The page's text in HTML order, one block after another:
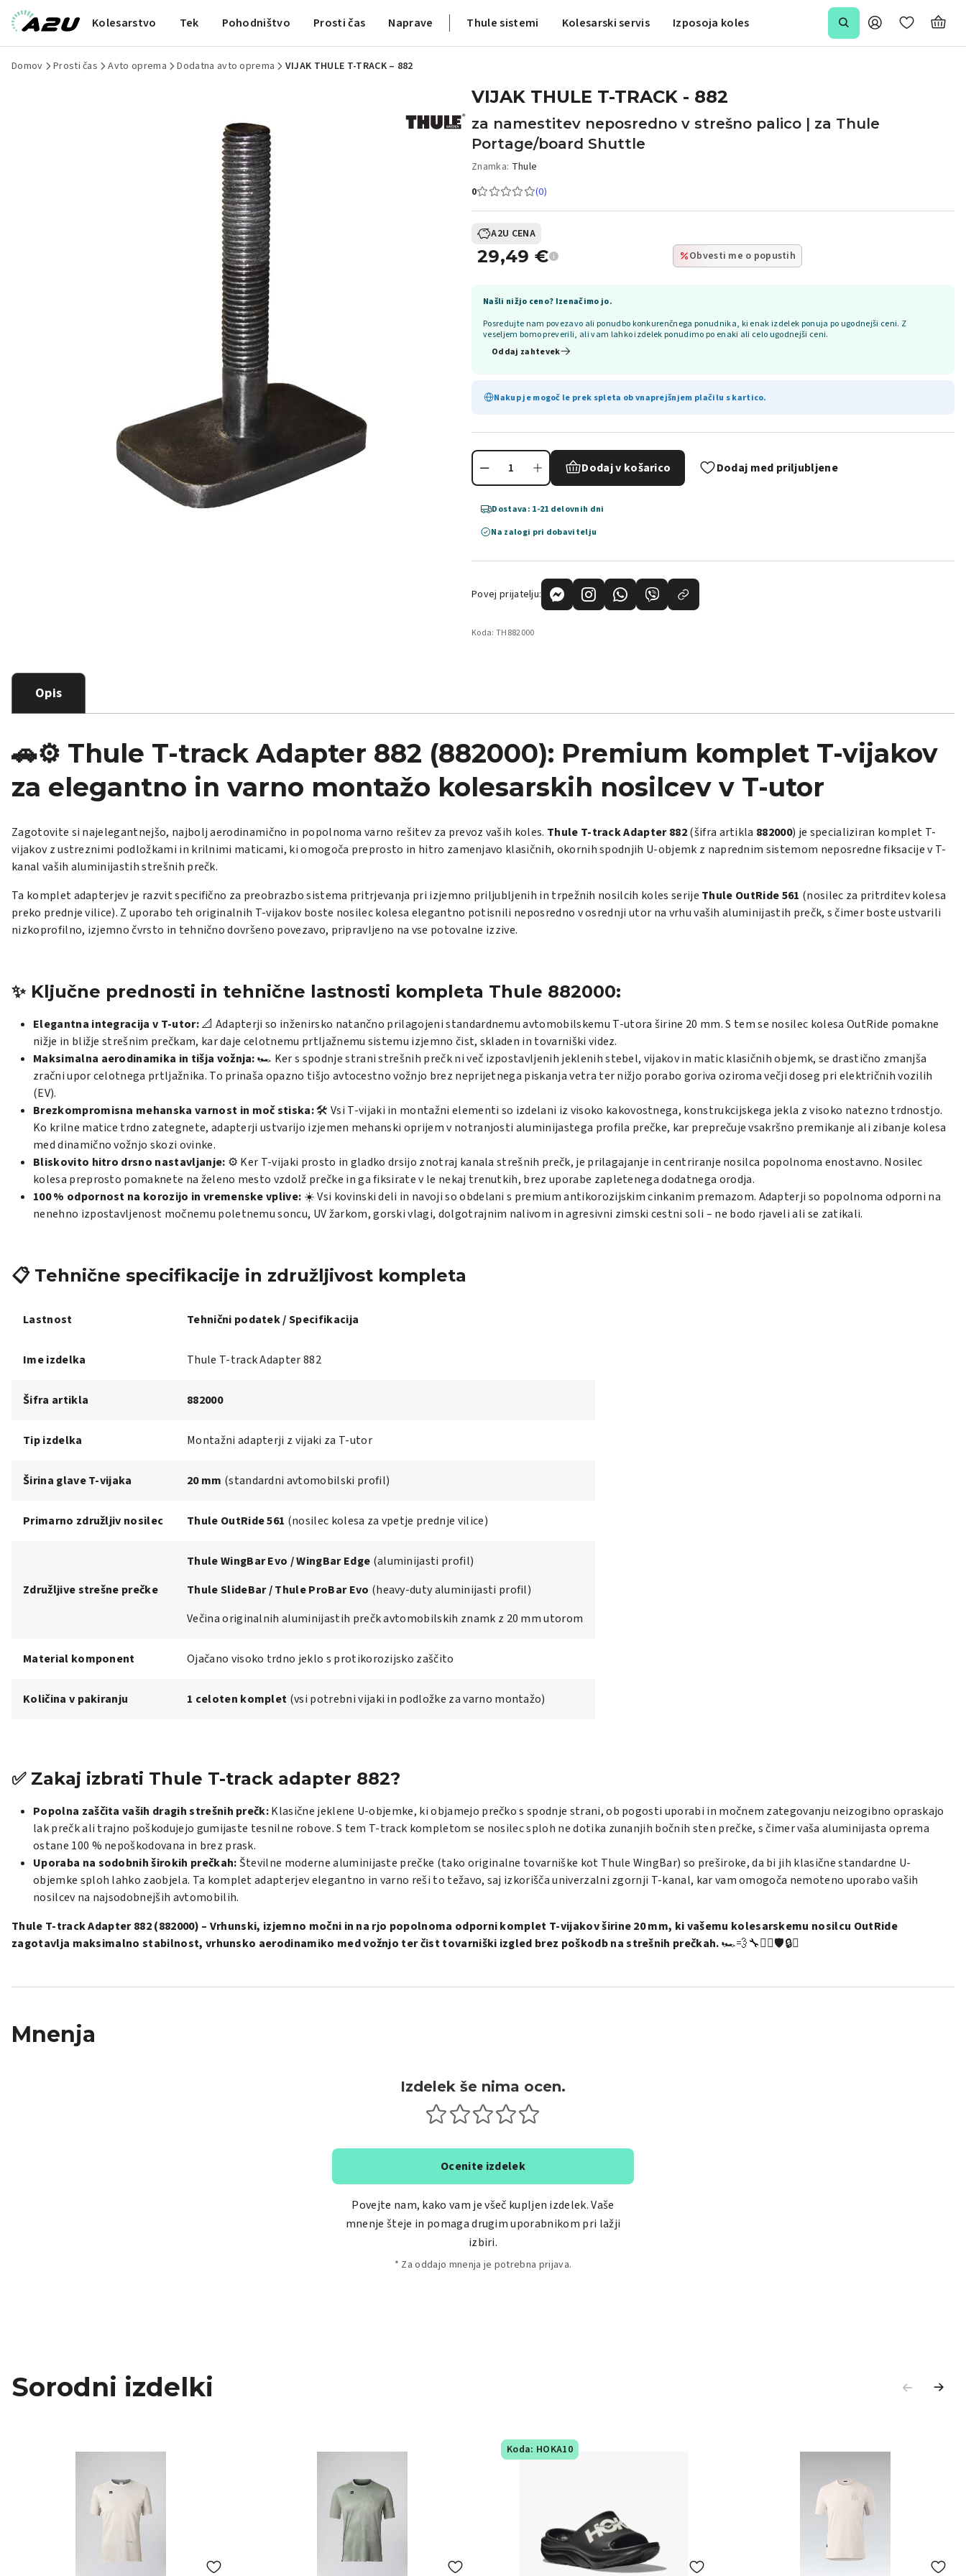
Kolesarstvo Tek Pohodništvo Prosti čas Naprave Thule sistemi Kolesarski servis Izposoja koles
Domov Prosti čas Avto oprema Dodatna avto oprema VIJAK THULE T-TRACK – 882
VIJAK THULE T-TRACK - 882
za namestitev neposredno v strešno palico | za Thule
Portage/board Shuttle
Znamka: Thule
0
(0)
A2U CENA
29,49 € Obvesti me o popustih
Našli nižjo ceno? Izenačimo jo.
Posredujte nam povezavo ali ponudbo konkurenčnega ponudnika, ki enak izdelek ponuja po ugodnejši ceni. Z
veseljem bomo preverili, ali vam lahko izdelek ponudimo po enaki ali celo ugodnejši ceni.
Oddaj zahtevek
Nakup je mogoč le prek spleta ob vnaprejšnjem plačilu s kartico.
Dodaj v košarico Dodaj med priljubljene
Dostava: 1-21 delovnih dni
Na zalogi pri dobavitelju
Povej prijatelju:
Koda: TH882000
Opis
🚗⚙️ Thule T-track Adapter 882 (882000): Premium komplet T-vijakov
za elegantno in varno montažo kolesarskih nosilcev v T-utor
Zagotovite si najelegantnejšo, najbolj aerodinamično in popolnoma varno rešitev za prevoz vaših koles. Thule T-track Adapter 882(šifra artikla 882000) je specializiran komplet T-
vijakov z ustreznimi podložkami in krilnimi maticami, ki omogoča preprosto in hitro zamenjavo klasičnih, okornih spodnjih U-objemk z naprednim sistemom neposredne fiksacije v T-
kanal vaših aluminijastih strešnih prečk.
Ta komplet adapterjev je razvit specifično za preobrazbo sistema pritrjevanja pri izjemno priljubljenih in trpežnih nosilcih koles serije Thule OutRide 561 (nosilec za pritrditev kolesa
preko prednje vilice). Z uporabo teh originalnih T-vijakov boste nosilec kolesa elegantno potisnili neposredno v osrednji utor na vrhu vaših aluminijastih prečk, s čimer boste ustvarili
nizkoprofilno, izjemno čvrsto in tehnično dovršeno povezavo, pripravljeno na vse potovalne izzive.
✨ Ključne prednosti in tehnične lastnosti kompleta Thule 882000:
Elegantna integracija v T-utor:📐 Adapterji so inženirsko natančno prilagojeni standardnemu avtomobilskemu T-utora širine 20 mm. S tem se nosilec kolesa OutRide pomakne
nižje in bližje strešnim prečkam, kar daje celotnemu prtljažnemu sistemu izjemno čist, skladen in tovarniški videz.
Maksimalna aerodinamika in tišja vožnja:🏎️ Ker s spodnje strani strešnih prečk ni več izpostavljenih jeklenih stebel, vijakov in matic klasičnih objemk, se drastično zmanjša
zračni upor celotnega prtljažnika. To prinaša opazno tišjo avtocestno vožnjo brez neprijetnega piskanja vetra ter nižjo porabo goriva oziroma večji doseg pri električnih vozilih
(EV).
Brezkompromisna mehanska varnost in moč stiska:🛠️ Vsi T-vijaki in montažni elementi so izdelani iz visoko kakovostnega, konstrukcijskega jekla z visoko natezno trdnostjo.
Ko krilne matice trdno zategnete, adapterji ustvarijo izjemen mehanski oprijem v notranjosti aluminijastega profila prečke, kar preprečuje vsakršno premikanje ali zibanje kolesa
med dinamično vožnjo skozi ovinke.
Bliskovito hitro drsno nastavljanje: ⚙️ Ker T-vijaki prosto in gladko drsijo znotraj kanala strešnih prečk, je prilagajanje in centriranje nosilca popolnoma enostavno. Nosilec
kolesa preprosto pomaknete na želeno mesto vzdolž prečke in ga fiksirate v le nekaj trenutkih, brez uporabe zapletenega dodatnega orodja.
100 % odpornost na korozijo in vremenske vplive: ☀️ Vsi kovinski deli in navoji so obdelani s premium antikorozijskim cinkanim premazom. Adapterji so popolnoma odporni na
nenehno izpostavljenost močnemu poletnemu soncu, UV žarkom, gorski vlagi, dolgotrajnim nalivom in agresivni zimski cestni soli – ne bodo rjaveli ali se zatikali.
📋 Tehnične specifikacije in združljivost kompleta
Lastnost Tehnični podatek / Specifikacija
Ime izdelka Thule T-track Adapter 882
Šifra artikla 882000
Tip izdelka Montažni adapterji z vijaki za T-utor
Širina glave T-vijaka 20 mm (standardni avtomobilski profil)
Primarno združljiv nosilec Thule OutRide 561 (nosilec kolesa za vpetje prednje vilice)
Združljive strešne prečke
Thule WingBar Evo / WingBar Edge (aluminijasti profil)
Thule SlideBar / Thule ProBar Evo (heavy-duty aluminijasti profil)
Večina originalnih aluminijastih prečk avtomobilskih znamk z 20 mm utorom
Material komponent Ojačano visoko trdno jeklo s protikorozijsko zaščito
Količina v pakiranju 1 celoten komplet (vsi potrebni vijaki in podložke za varno montažo)
✅ Zakaj izbrati Thule T-track adapter 882?
Popolna zaščita vaših dragih strešnih prečk:Klasične jeklene U-objemke, ki objamejo prečko s spodnje strani, ob pogosti uporabi in močnem zategovanju neizogibno opraskajo
lak prečk ali trajno poškodujejo gumijaste tesnilne robove. S tem T-track kompletom se nosilec sploh ne dotika zunanjih bočnih sten prečke, s čimer vaša aluminijasta oprema
ostane 100 % nepoškodovana in brez prask.
Uporaba na sodobnih širokih prečkah:Številne moderne aluminijaste prečke (tako originalne tovarniške kot Thule WingBar) so preširoke, da bi jih klasične standardne U-
objemke sploh lahko zaobjela. Ta komplet adapterjev elegantno in varno reši to težavo, saj izkorišča univerzalni zgornji T-kanal, kar vam omogoča nemoteno uporabo vaših
nosilcev na najsodobnejših avtomobilih.
Thule T-track Adapter 882 (882000) – Vrhunski, izjemno močni in na rjo popolnoma odporni komplet T-vijakov širine 20 mm, ki vašemu kolesarskemu nosilcu OutRide
zagotavlja maksimalno stabilnost, vrhunsko aerodinamiko med vožnjo ter čist tovarniški izgled brez poškodb na strešnih prečkah.🏎️💨🔧🚴‍♂️🛡️🔒✨
Mnenja
Izdelek še nima ocen.
Ocenite izdelek
Povejte nam, kako vam je všeč kupljen izdelek. Vaše
mnenje šteje in pomaga drugim uporabnikom pri lažji
izbiri.
* Za oddajo mnenja je potrebna prijava.
Sorodni izdelki
Koda: HOKA10